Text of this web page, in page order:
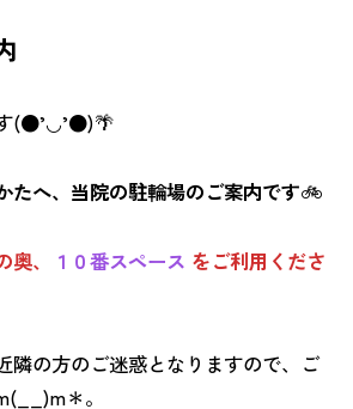
(●’◡’●)🌴
へ、 当院の駐輪場のご案内です🚲
、 １０番スペース をご利用くださ
隣の方のご迷惑となりますので、ご
＊。